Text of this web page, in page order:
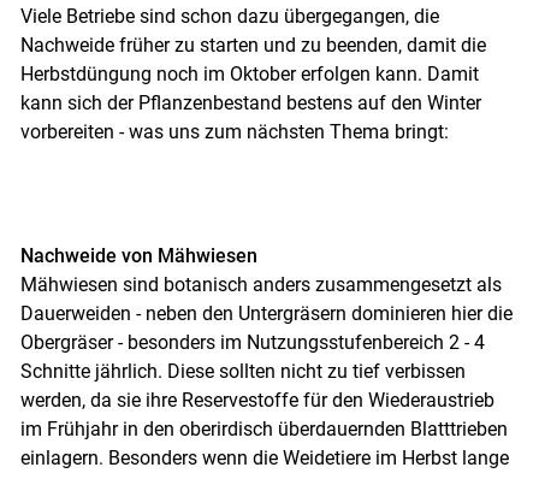
Viele Betriebe sind schon dazu übergegangen, die
Nachweide früher zu starten und zu beenden, damit die
Herbstdüngung noch im Oktober erfolgen kann. Damit
kann sich der Pflanzenbestand bestens auf den Winter
vorbereiten - was uns zum nächsten Thema bringt:
Nachweide von Mähwiesen
Mähwiesen sind botanisch anders zusammengesetzt als
Dauerweiden - neben den Untergräsern dominieren hier die
Obergräser - besonders im Nutzungsstufenbereich 2 - 4
Schnitte jährlich. Diese sollten nicht zu tief verbissen
werden, da sie ihre Reservestoffe für den Wiederaustrieb
im Frühjahr in den oberirdisch überdauernden Blatttrieben
einlagern. Besonders wenn die Weidetiere im Herbst lange